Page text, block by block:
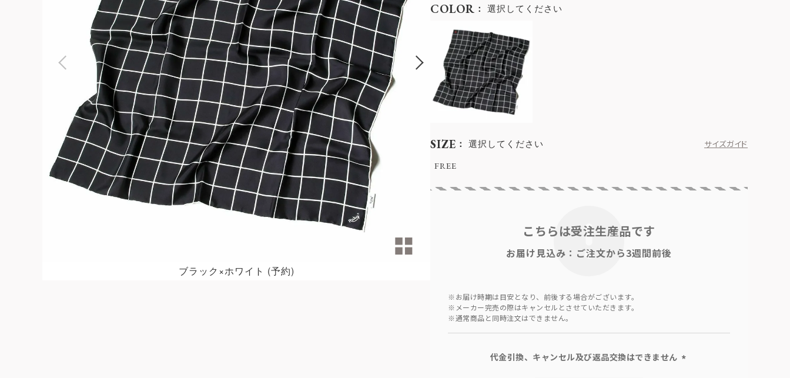
よくある質問
ブラック×ホワイト (予約)
SIZE 選択してください
サイズガイド
FREE
COLOR 選択してください
こちらは受注生産品です
お届け見込み：ご注文から3週間前後
※お届け時期は目安となり、前後する場合がございます。
※メーカー完売の際はキャンセルとさせていただきます。
※通常商品と同時注文はできません。
代金引換、キャンセル及び返品交換はできません